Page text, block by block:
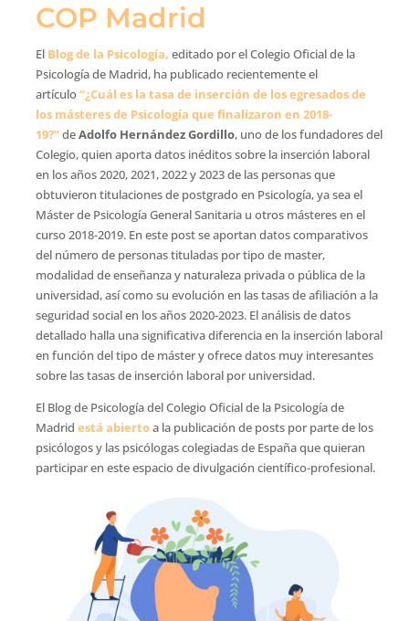
COP Madrid
El Blog de la Psicología, editado por el Colegio Oficial de la
Psicología de Madrid, ha publicado recientemente el
artículo“¿Cuál es la tasa de inserción de los egresados de
los másteres de Psicología que finalizaron en 2018-
19?”deAdolfo Hernández Gordillo, uno de los fundadores del
Colegio, quien aporta datos inéditos sobre la inserción laboral
en los años 2020, 2021, 2022 y 2023 de las personas que
obtuvieron titulaciones de postgrado en Psicología, ya sea el
Máster de Psicología General Sanitaria u otros másteres en el
curso 2018-2019. En este post se aportan datos comparativos
del número de personas tituladas por tipo de master,
modalidad de enseñanza y naturaleza privada o pública de la
universidad, así como su evolución en las tasas de afiliación a la
seguridad social en los años 2020-2023. El análisis de datos
detallado halla una significativa diferencia en la inserción laboral
en función del tipo de máster y ofrece datos muy interesantes
sobre las tasas de inserción laboral por universidad.
El Blog de Psicología del Colegio Oficial de la Psicología de
Madrid está abiertoa la publicación de posts por parte de los
psicólogos y las psicólogas colegiadas de España que quieran
participar en este espacio de divulgación científico-profesional.